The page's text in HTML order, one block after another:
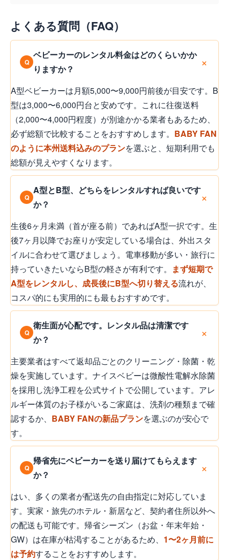
よくある質問（FAQ）
ベビーカーのレンタル料金はどのくらいかか
りますか？
A型ベビーカーは月額5,000〜9,000円前後が目安です。B
型は3,000〜6,000円台と安めです。これに往復送料
（2,000〜4,000円程度）が別途かかる業者もあるため、
必ず総額で比較することをおすすめします。 BABY FAN
のように本州送料込みのプランを選ぶと、短期利用でも
総額が見えやすくなります。
A型とB型、どちらをレンタルすれば良いです
か？
生後6ヶ月未満（首が座る前）であればA型一択です。生
後7ヶ月以降でお座りが安定している場合は、外出スタ
イルに合わせて選びましょう。電車移動が多い・旅行に
持っていきたいならB型の軽さが有利です。
まず短期で
A型をレンタルし、成長後にB型へ切り替える流れが、
コスパ的にも実用的にも最もおすすめです。
衛生面が心配です。レンタル品は清潔です
か？
主要業者はすべて返却品ごとのクリーニング・除菌・乾
燥を実施しています。ナイスベビーは微酸性電解水除菌
を採用し洗浄工程を公式サイトで公開しています。アレ
ルギー体質のお子様がいるご家庭は、洗剤の種類まで確
認するか、 BABY FANの新品プランを選ぶのが安心で
す。
帰省先にベビーカーを送り届けてもらえます
か？
はい、多くの業者が配送先の自由指定に対応していま
す。実家・旅先のホテル・新居など、契約者住所以外へ
の配送も可能です。帰省シーズン（お盆・年末年始・
GW）は在庫が枯渇することがあるため、 1〜2ヶ月前に
は予約することをおすすめします。